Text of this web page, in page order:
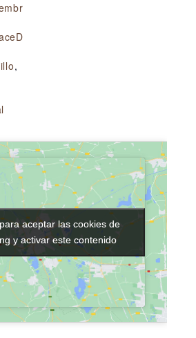
,
aceptar las cookies de
y activar este contenido
aceptar las cookies de
y activar este contenido